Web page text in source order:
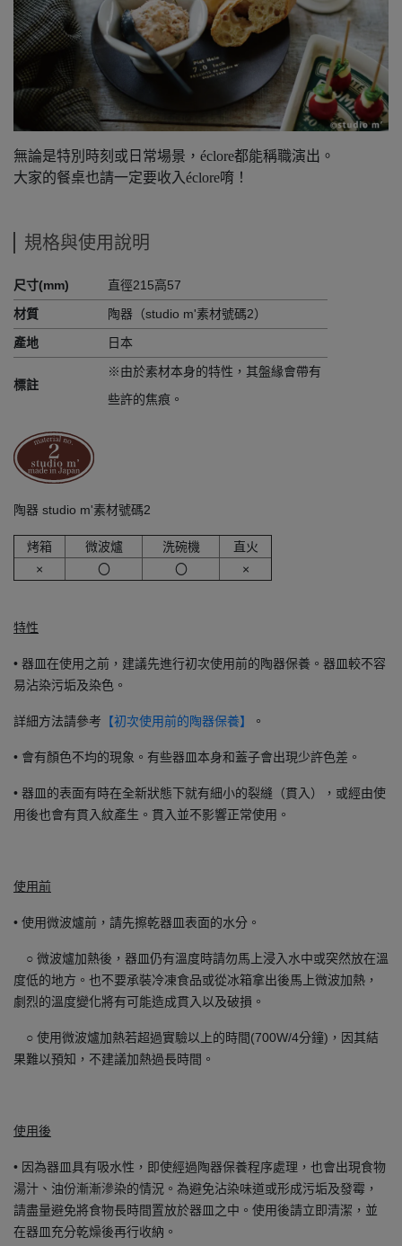
無論是特別時刻或日常場景，éclore都能稱職演出。
大家的餐桌也請一定要收入éclore唷！
規格與使用說明
尺寸(mm)
直徑215高57
材質
陶器（studio m'素材號碼2）
產地
日本
標註
※由於素材本身的特性，其盤緣會帶有
些許的焦痕。
陶器 studio m'素材號碼2
烤箱 微波爐 洗碗機
直火
×
〇 〇 ×
特性
• 器皿在使用之前，建議先進行初次使用前的陶器保養。器皿較不容
易沾染污垢及染色。
詳細方法請參考 【初次使用前的陶器保養】 。
• 會有顏色不均的現象。有些器皿本身和蓋子會出現少許色差。
• 器皿的表面有時在全新狀態下就有細小的裂縫（貫入），或經由使
用後也會有貫入紋產生。貫入並不影響正常使用。
使用前
• 使用微波爐前，請先擦乾器皿表面的水分。
○ 微波爐加熱後，器皿仍有溫度時請勿馬上浸入水中或突然放在溫
度低的地方。也不要承裝冷凍食品或從冰箱拿出後馬上微波加熱，
劇烈的溫度變化將有可能造成貫入以及破損。
○ 使用微波爐加熱若超過實驗以上的時間(700W/4分鐘)，因其結
果難以預知，不建議加熱過長時間。
使用後
• 因為器皿具有吸水性，即使經過陶器保養程序處理，也會出現食物
湯汁、油份漸漸滲染的情況。為避免沾染味道或形成污垢及發霉，
請盡量避免將食物長時間置放於器皿之中。使用後請立即清潔，並
在器皿充分乾燥後再行收納。